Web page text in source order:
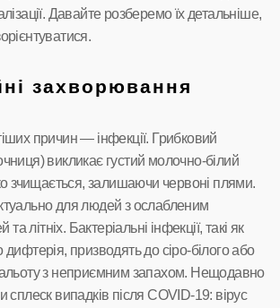
Давайте розберемо їх детальніше,
захворювання
причин — інфекції. Грибковий
викликає густий молочно-білий
зчищається, залишаючи червоні плями.
для людей з ослабленим
та літніх. Бактеріальні інфекції, такі як
призводять до сіро-білого або
з неприємним запахом. Нещодавно
сплеск випадків після COVID-19: вірус